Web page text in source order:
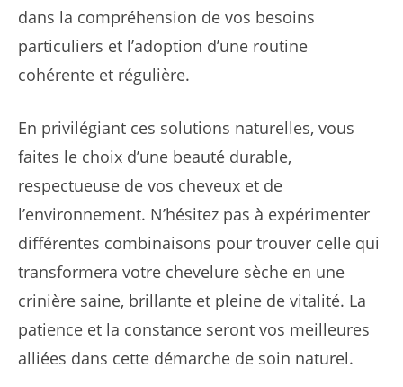
dans la compréhension de vos besoins
particuliers et l’adoption d’une routine
cohérente et régulière.
En privilégiant ces solutions naturelles, vous
faites le choix d’une beauté durable,
respectueuse de vos cheveux et de
l’environnement. N’hésitez pas à expérimenter
différentes combinaisons pour trouver celle qui
transformera votre chevelure sèche en une
crinière saine, brillante et pleine de vitalité. La
patience et la constance seront vos meilleures
alliées dans cette démarche de soin naturel.